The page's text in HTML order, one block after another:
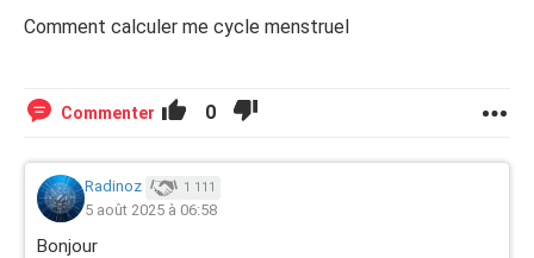
Comment calculer me cycle menstruel
Commenter 0
Radinoz 1 111
5 août 2025 à 06:58
Bonjour